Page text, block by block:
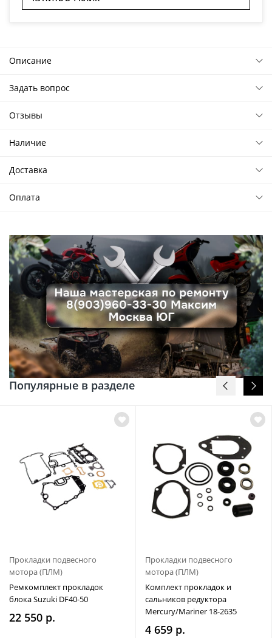
Описание
Задать вопрос
Отзывы
Наличие
Доставка
Оплата
Популярные в разделе
Прокладки подвесного
мотора (ПЛМ)
Ремкомплект прокладок
блока Suzuki DF40-50
22 550 р.
Прокладки подвесного
мотора (ПЛМ)
Комплект прокладок и
сальников редуктора
Mercury/Mariner 18-2635
4 659 р.